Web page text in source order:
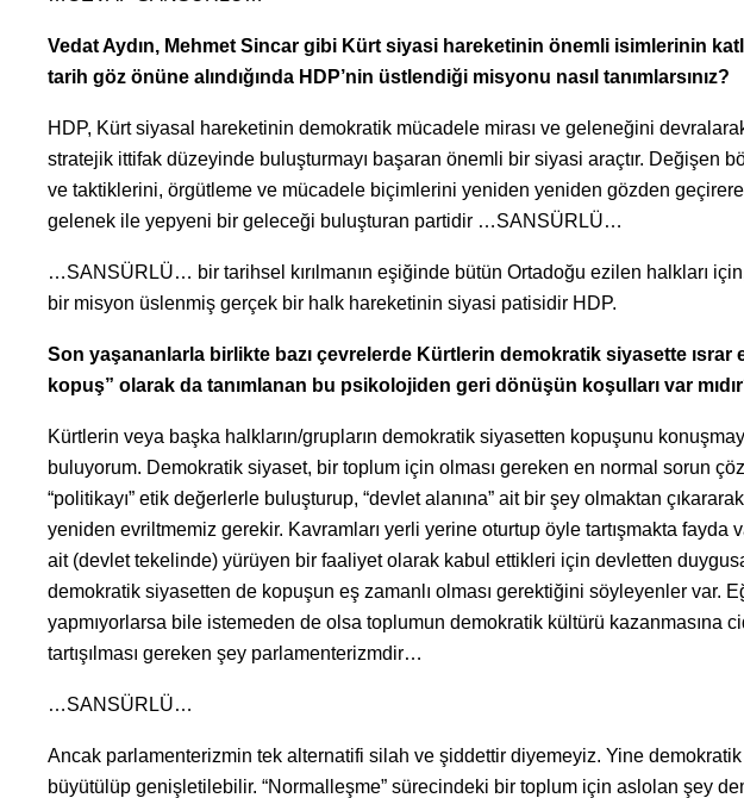
Vedat Aydın, Mehmet Sincar gibi Kürt siyasi hareketinin önemli isimlerinin
tarih göz önüne alındığında HDP’nin üstlendiği misyonu nasıl tanımlarsınız?
HDP, Kürt siyasal hareketinin demokratik mücadele mirası ve geleneğini
stratejik ittifak düzeyinde buluşturmayı başaran önemli bir siyasi araçtır. Değişen
ve taktiklerini, örgütleme ve mücadele biçimlerini yeniden yeniden gözden
gelenek ile yepyeni bir geleceği buluşturan partidir …SANSÜRLÜ…
…SANSÜRLÜ… bir tarihsel kırılmanın eşiğinde bütün Ortadoğu ezilen halkları
bir misyon üslenmiş gerçek bir halk hareketinin siyasi patisidir HDP.
Son yaşananlarla birlikte bazı çevrelerde Kürtlerin demokratik siyasette ısrar
kopuş” olarak da tanımlanan bu psikolojiden geri dönüşün koşulları var
Kürtlerin veya başka halkların/grupların demokratik siyasetten kopuşunu
buluyorum. Demokratik siyaset, bir toplum için olması gereken en normal sorun
“politikayı” etik değerlerle buluşturup, “devlet alanına” ait bir şey olmaktan
yeniden evriltmemiz gerekir. Kavramları yerli yerine oturtup öyle tartışmakta fayda
ait (devlet tekelinde) yürüyen bir faaliyet olarak kabul ettikleri için devletten
demokratik siyasetten de kopuşun eş zamanlı olması gerektiğini söyleyenler var.
yapmıyorlarsa bile istemeden de olsa toplumun demokratik kültürü kazanmasına
tartışılması gereken şey parlamenterizmdir…
…SANSÜRLÜ…
Ancak parlamenterizmin tek alternatifi silah ve şiddettir diyemeyiz. Yine
büyütülüp genişletilebilir. “Normalleşme” sürecindeki bir toplum için aslolan şey